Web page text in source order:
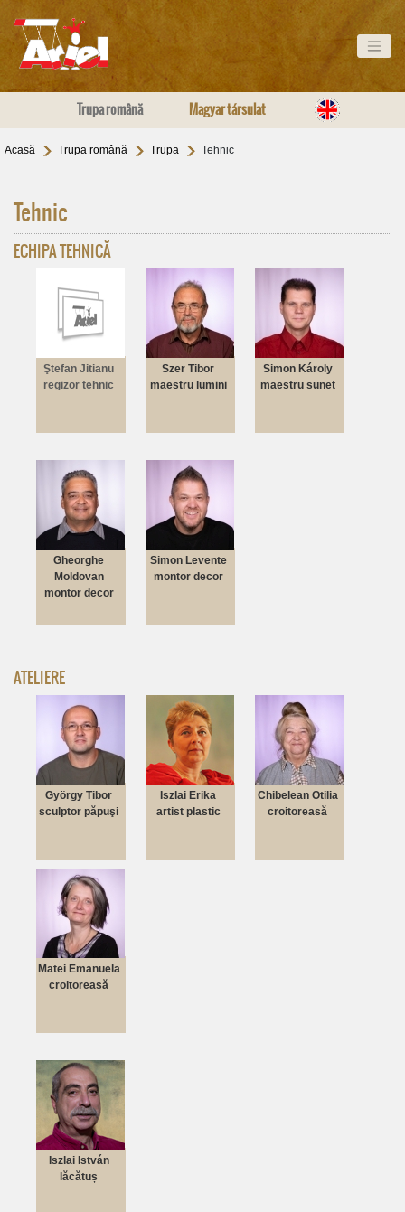
Trupa română Magyar társulat
Acasă Trupa română Trupa Tehnic
Tehnic
ECHIPA TEHNICĂ
Ştefan Jitianu
regizor tehnic
Szer Tibor
maestru lumini
Simon Károly
maestru sunet
Gheorghe
Moldovan
montor decor
Simon Levente
montor decor
ATELIERE
György Tibor
sculptor păpuşi
Iszlai Erika
artist plastic
Chibelean Otilia
croitoreasă
Matei Emanuela
croitoreasă
Iszlai István
lăcătuș